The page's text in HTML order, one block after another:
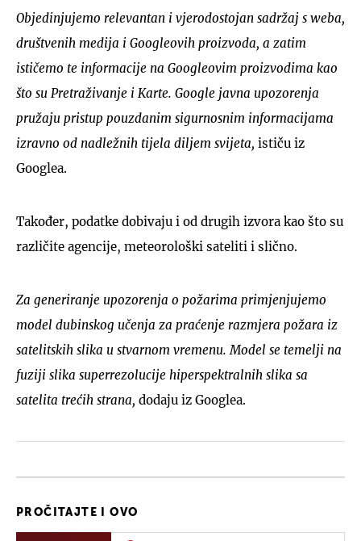
Objedinjujemo relevantan i vjerodostojan sadržaj s weba,
društvenih medija i Googleovih proizvoda, a zatim
ističemo te informacije na Googleovim proizvodima kao
što su Pretraživanje i Karte. Google javna upozorenja
pružaju pristup pouzdanim sigurnosnim informacijama
izravno od nadležnih tijela diljem svijeta, ističu iz
Googlea.
Također, podatke dobivaju i od drugih izvora kao što su
različite agencije, meteorološki sateliti i slično.
Za generiranje upozorenja o požarima primjenjujemo
model dubinskog učenja za praćenje razmjera požara iz
satelitskih slika u stvarnom vremenu. Model se temelji na
fuziji slika superrezolucije hiperspektralnih slika sa
satelita trećih strana, dodaju iz Googlea.
PROČITAJTE I OVO